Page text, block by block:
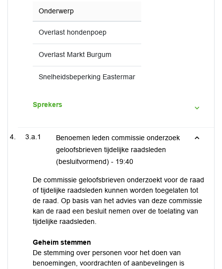
Onderwerp
Overlast hondenpoep
Overlast Markt Burgum
Snelheidsbeperking Eastermar
Sprekers
3.a.1
Benoemen leden commissie onderzoek
geloofsbrieven tijdelijke raadsleden
(besluitvormend) - 19:40
De commissie geloofsbrieven onderzoekt voor de raad
of tijdelijke raadsleden kunnen worden toegelaten tot
de raad. Op basis van het advies van deze commissie
kan de raad een besluit nemen over de toelating van
tijdelijke raadsleden.
Geheim stemmen
De stemming over personen voor het doen van
benoemingen, voordrachten of aanbevelingen is